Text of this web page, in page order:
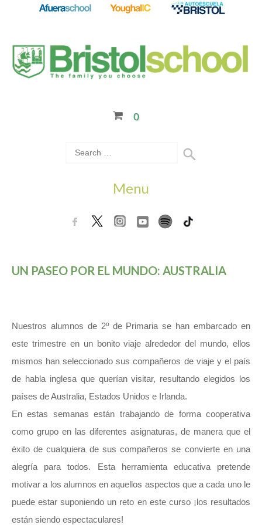
0
Menu
UN PASEO POR EL MUNDO: AUSTRALIA
Nuestros alumnos de 2º de Primaria se han embarcado en
este trimestre en un bonito viaje alrededor del mundo, ellos
mismos han seleccionado sus compañeros de viaje y el país
de habla inglesa que querían visitar, resultando elegidos los
países de Australia, Estados Unidos e Irlanda.
En estas semanas están trabajando de forma cooperativa
como grupo en las diferentes asignaturas, de manera que el
éxito de cualquiera de sus compañeros se convierte en una
alegría para todos. Esta herramienta educativa pretende
motivar a los alumnos en aquellos aspectos que a cada uno le
puede estar suponiendo un reto en este curso ¡los resultados
están siendo espectaculares!